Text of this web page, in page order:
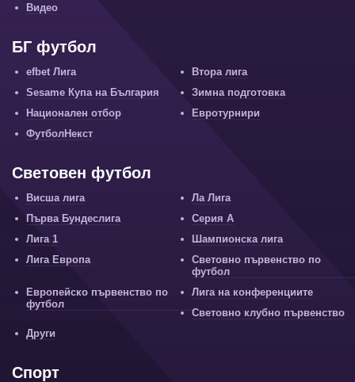
Видео
БГ футбол
efbet Лига
Втора лига
Sesame Купа на България
Зимна подготовка
Национален отбор
Евротурнири
ФутболНекст
Световен футбол
Висша лига
Ла Лига
Първа Бундеслига
Серия А
Лига 1
Шампионска лига
Лига Европа
Световно първенство по
футбол
Европейско първенство по
футбол
Лига на конференциите
Световно клубно първенство
Други
Спорт